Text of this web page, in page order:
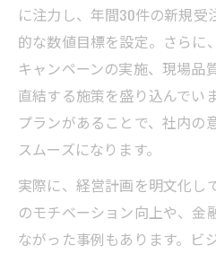
に注力し、年間30件の新規
的な数値目標を設定。さらに
キャンペーンの実施、現場品
直結する施策を盛り込んでい
プランがあることで、社内の
スムーズになります。
実際に、経営計画を明文化し
のモチベーション向上や、金
ながった事例もあります。ビ